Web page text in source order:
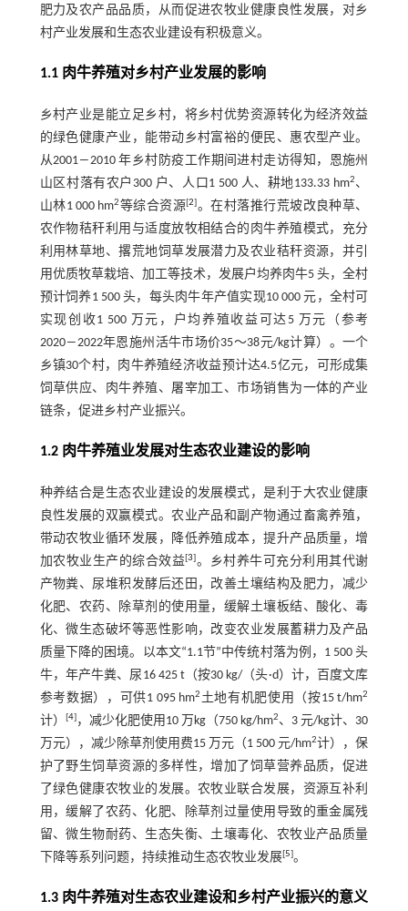
肥力及农产品品质，从而促进农牧业健康良性发展，对乡
村产业发展和生态农业建设有积极意义。
1.1 肉牛养殖对乡村产业发展的影响
乡村产业是能立足乡村，将乡村优势资源转化为经济效益
的绿色健康产业，能带动乡村富裕的便民、惠农型产业。
从2001―2010 年乡村防疫工作期间进村走访得知，恩施州
山区村落有农户300 户、人口1 500 人、耕地133.33 hm2、
山林1 000 hm2等综合资源[2]。在村落推行荒坡改良种草、
农作物秸秆利用与适度放牧相结合的肉牛养殖模式，充分
利用林草地、撂荒地饲草发展潜力及农业秸秆资源，并引
用优质牧草栽培、加工等技术，发展户均养肉牛5 头，全村
预计饲养1 500 头，每头肉牛年产值实现10 000 元，全村可
实现创收1 500 万元，户均养殖收益可达5 万元（参考
2020―2022年恩施州活牛市场价35～38元/kg计算）。一个
乡镇30个村，肉牛养殖经济收益预计达4.5亿元，可形成集
饲草供应、肉牛养殖、屠宰加工、市场销售为一体的产业
链条，促进乡村产业振兴。
1.2 肉牛养殖业发展对生态农业建设的影响
种养结合是生态农业建设的发展模式，是利于大农业健康
良性发展的双赢模式。农业产品和副产物通过畜禽养殖，
带动农牧业循环发展，降低养殖成本，提升产品质量，增
加农牧业生产的综合效益[3]。乡村养牛可充分利用其代谢
产物粪、尿堆积发酵后还田，改善土壤结构及肥力，减少
化肥、农药、除草剂的使用量，缓解土壤板结、酸化、毒
化、微生态破坏等恶性影响，改变农业发展蓄耕力及产品
质量下降的困境。以本文“1.1节”中传统村落为例，1 500 头
牛，年产牛粪、尿16 425 t（按30 kg/（头·d）计，百度文库
参考数据），可供1 095 hm2土地有机肥使用（按15 t/hm2
计） [4]，减少化肥使用10 万kg（750 kg/hm2、3 元/kg计、30
万元），减少除草剂使用费15 万元（1 500 元/hm2计），保
护了野生饲草资源的多样性，增加了饲草营养品质，促进
了绿色健康农牧业的发展。农牧业联合发展，资源互补利
用，缓解了农药、化肥、除草剂过量使用导致的重金属残
留、微生物耐药、生态失衡、土壤毒化、农牧业产品质量
下降等系列问题，持续推动生态农牧业发展[5]。
1.3 肉牛养殖对生态农业建设和乡村产业振兴的意义